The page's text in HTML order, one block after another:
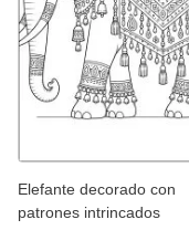
Elefante decorado con
patrones intrincados